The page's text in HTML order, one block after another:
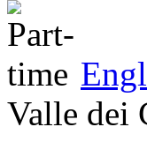
Valle dei